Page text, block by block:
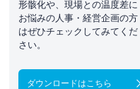
形骸化や、現場との温度差に
お悩みの人事・経営企画の方
はぜひチェックしてみてくだ
さい。
ダウンロードはこちら